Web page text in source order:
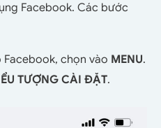
Facebook. Các bước
Facebook, chọn vào MENU.
TƯỢNG CÀI ĐẶT.